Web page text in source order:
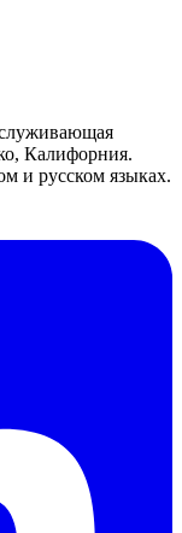
Калифорния.
и русском языках.